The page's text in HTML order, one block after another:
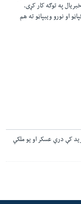
په توګه کار کړی.
او نورو ویبپاڼو ته هم
کې درې عسکر او يو ملکي